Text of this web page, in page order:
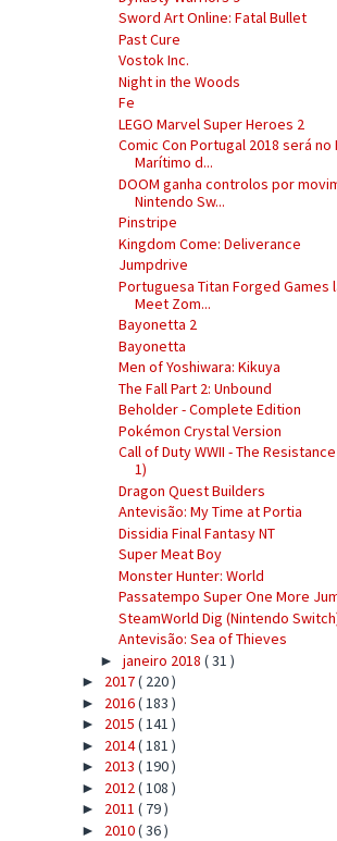
Sword Art Online: Fatal Bullet
Past Cure
Vostok Inc.
Night in the Woods
Fe
LEGO Marvel Super Heroes 2
Comic Con Portugal 2018 será no
Marítimo d...
DOOM ganha controlos por
Nintendo Sw...
Pinstripe
Kingdom Come: Deliverance
Jumpdrive
Portuguesa Titan Forged Games
Meet Zom...
Bayonetta 2
Bayonetta
Men of Yoshiwara: Kikuya
The Fall Part 2: Unbound
Beholder - Complete Edition
Pokémon Crystal Version
Call of Duty WWII - The Resistance
1)
Dragon Quest Builders
Antevisão: My Time at Portia
Dissidia Final Fantasy NT
Super Meat Boy
Monster Hunter: World
Passatempo Super One More
SteamWorld Dig (Nintendo
Antevisão: Sea of Thieves
► janeiro 2018 ( 31 )
► 2017( 220 )
► 2016( 183 )
► 2015 ( 141 )
► 2014( 181 )
► 2013 ( 190 )
► 2012( 108 )
► 2011 ( 79 )
► 2010( 36 )